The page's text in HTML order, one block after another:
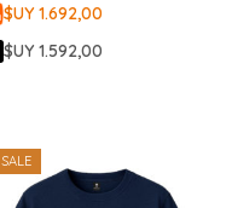
$UY 1.692,00
$UY 1.592,00
SALE